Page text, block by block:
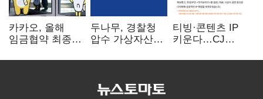
카카오, 올해
임금협약 최종
인상·격려금
두나무, 경찰청
압수 가상자산
커스터디 사업
티빙·콘텐츠 IP
키운다…CJ
글로벌 확장 가속